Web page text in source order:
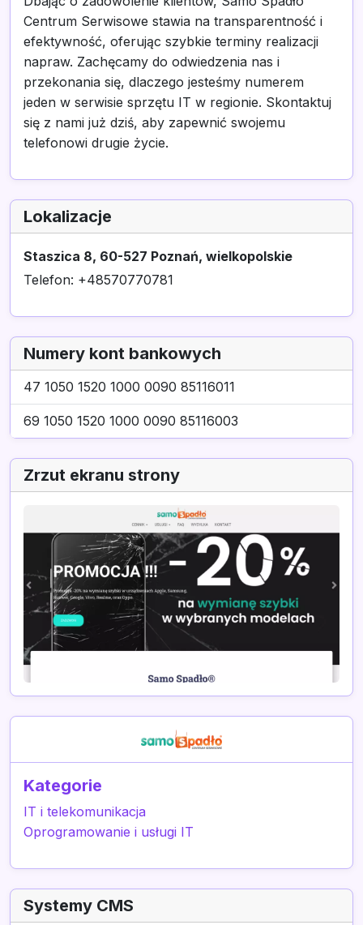
Centrum Serwisowe stawia na transparentność i
efektywność, oferując szybkie terminy realizacji
napraw. Zachęcamy do odwiedzenia nas i
przekonania się, dlaczego jesteśmy numerem
jeden w serwisie sprzętu IT w regionie. Skontaktuj
się z nami już dziś, aby zapewnić swojemu
telefonowi drugie życie.
Lokalizacje
Staszica 8, 60-527 Poznań, wielkopolskie
Telefon: +48570770781
Numery kont bankowych
47 1050 1520 1000 0090 85116011
69 1050 1520 1000 0090 85116003
Zrzut ekranu strony
Kategorie
IT i telekomunikacja
Oprogramowanie i usługi IT
Systemy CMS